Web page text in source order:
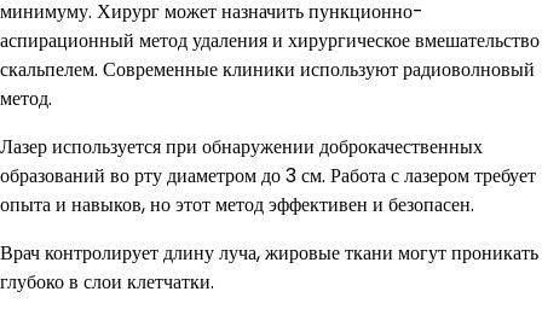
минимуму. Хирург может назначить пункционно-
аспирационный метод удаления и хирургическое вмешательство
скальпелем. Современные клиники используют радиоволновый
метод.
Лазер используется при обнаружении доброкачественных
образований во рту диаметром до 3 см. Работа с лазером требует
опыта и навыков, но этот метод эффективен и безопасен.
Врач контролирует длину луча, жировые ткани могут проникать
глубоко в слои клетчатки.